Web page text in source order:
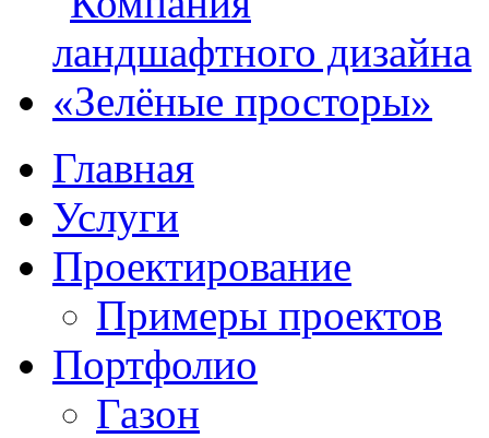
Главная
Услуги
Проектирование
Примеры проектов
Портфолио
Газон